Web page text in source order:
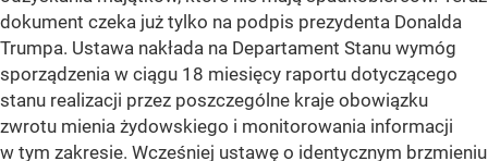
dokument czeka już tylko na podpis prezydenta Donalda
Trumpa. Ustawa nakłada na Departament Stanu wymóg
sporządzenia w ciągu 18 miesięcy raportu dotyczącego
stanu realizacji przez poszczególne kraje obowiązku
zwrotu mienia żydowskiego i monitorowania informacji
w tym zakresie. Wcześniej ustawę o identycznym brzmieniu